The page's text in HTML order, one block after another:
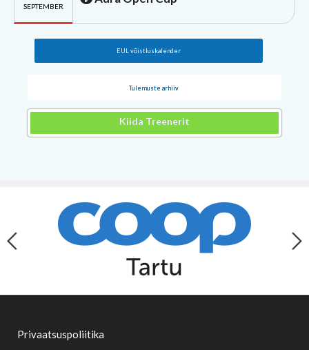
SEPTEMBER
EUL võistluskalender
Tulemuste arhiiv
Kiida Treenerit
Privaatsuspoliitika